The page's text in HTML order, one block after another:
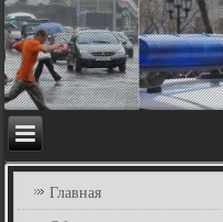
Главная